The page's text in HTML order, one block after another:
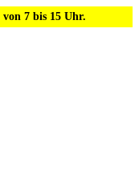
von 7 bis 15 Uhr.